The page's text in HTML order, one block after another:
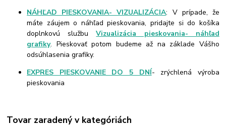
NÁHĽAD PIESKOVANIA- VIZUALIZÁCIA: V prípade, že
máte záujem o náhľad pieskovania, pridajte si do košíka
doplnkovú službuVizualizácia pieskovania- náhľad
grafiky. Pieskovať potom budeme až na základe Vášho
odsúhlasenia grafiky.
EXPRES PIESKOVANIE DO 5 DNÍ- zrýchlená výroba
pieskovania
Tovar zaradený v kategóriách